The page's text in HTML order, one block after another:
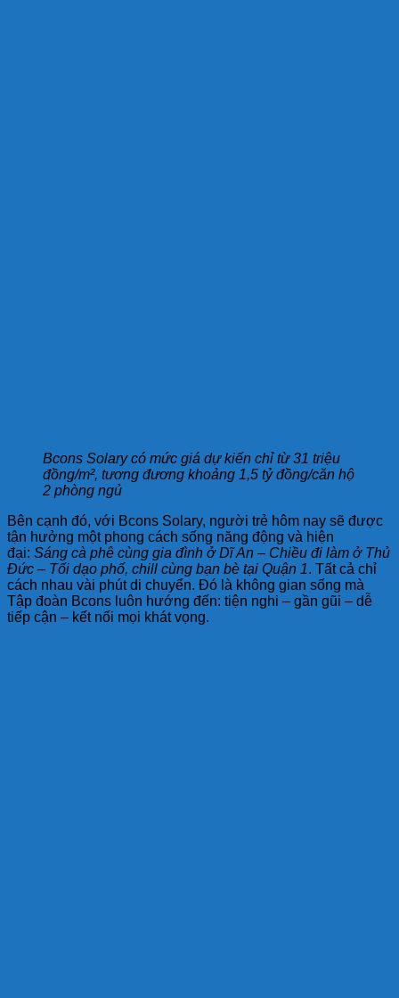
Bcons Solary có mức giá dự kiến chỉ từ 31 triệu
đồng/m², tương đương khoảng 1,5 tỷ đồng/căn hộ
2 phòng ngủ
Bên cạnh đó, với Bcons Solary, người trẻ hôm nay sẽ được
tận hưởng một phong cách sống năng động và hiện
đại: Sáng cà phê cùng gia đình ở Dĩ An – Chiều đi làm ở Thủ
Đức – Tối dạo phố, chill cùng bạn bè tại Quận 1. Tất cả chỉ
cách nhau vài phút di chuyển. Đó là không gian sống mà
Tập đoàn Bcons luôn hướng đến: tiện nghi – gần gũi – dễ
tiếp cận – kết nối mọi khát vọng.